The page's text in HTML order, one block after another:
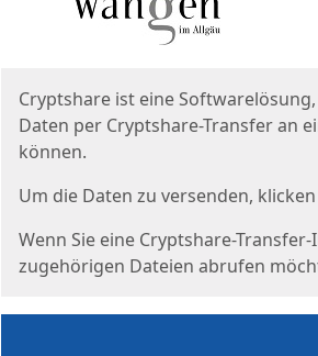
Cryptshare ist eine
Daten per Cryptshare-Transfer an
können.
Um die Daten zu versenden, klicken
Wenn Sie eine Cryptshare-
zugehörigen Dateien abrufen